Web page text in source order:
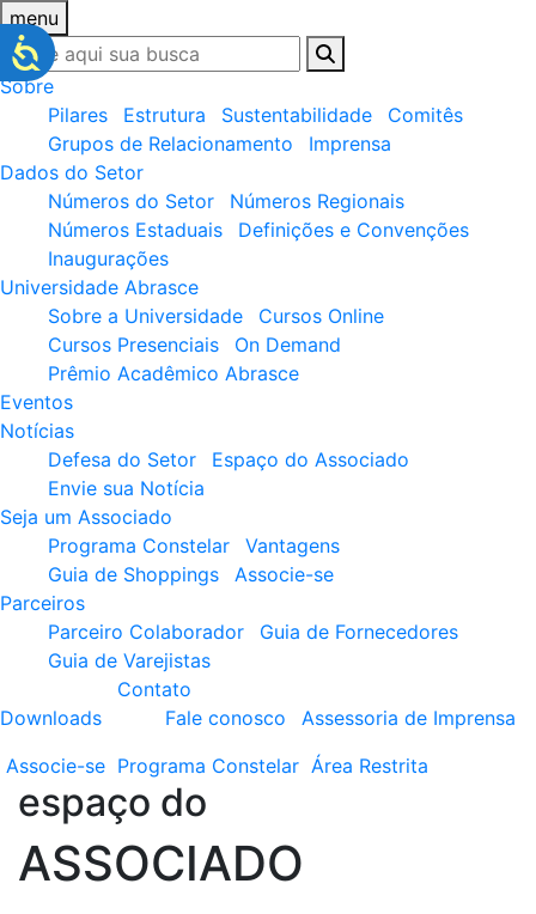
menu
Sobre
Pilares
Estrutura Sustentabilidade
Comitês
Grupos de Relacionamento
Imprensa
Dados do Setor
Números do Setor
Números Regionais
Números Estaduais
Definições e Convenções
Inaugurações
Universidade Abrasce
Sobre a Universidade
Cursos Online
Cursos Presenciais
On Demand
Prêmio Acadêmico Abrasce
Eventos
Notícias
Defesa do Setor
Espaço do Associado
Envie sua Notícia
Seja um Associado
Programa Constelar
Vantagens
Guia de Shoppings
Associe-se
Parceiros
Parceiro Colaborador
Guia de Fornecedores
Guia de Varejistas
Downloads
Contato
Fale conosco
Assessoria de Imprensa
Associe-se Programa Constelar Área Restrita
espaço do
ASSOCIADO